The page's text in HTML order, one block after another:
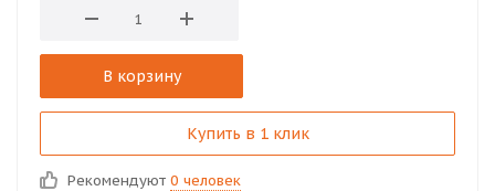
В корзину
Купить в 1 клик
Рекомендуют 0 человек